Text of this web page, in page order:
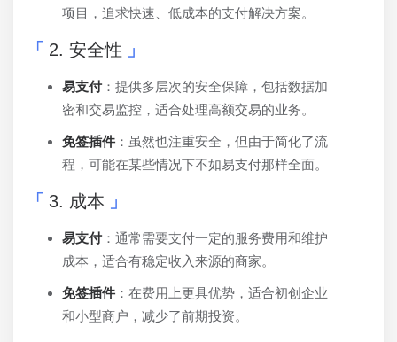
项目，追求快速、低成本的支付解决方案。
2. 安全性
易支付：提供多层次的安全保障，包括数据加
密和交易监控，适合处理高额交易的业务。
免签插件 ：虽然也注重安全，但由于简化了流
程，可能在某些情况下不如易支付那样全面。
3. 成本
易支付：通常需要支付一定的服务费用和维护
成本，适合有稳定收入来源的商家。
免签插件 ：在费用上更具优势，适合初创企业
和小型商户，减少了前期投资。